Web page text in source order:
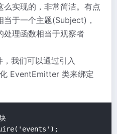
实现的，非常简洁。有点
于一个主题(Subject)，
处理函数相当于观察者
我们可以通过引入
EventEmitter 类来绑定